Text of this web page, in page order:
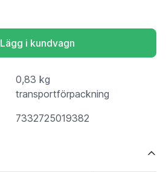
Lägg i kundvagn
0,83 kg
transportförpackning
7332725019382